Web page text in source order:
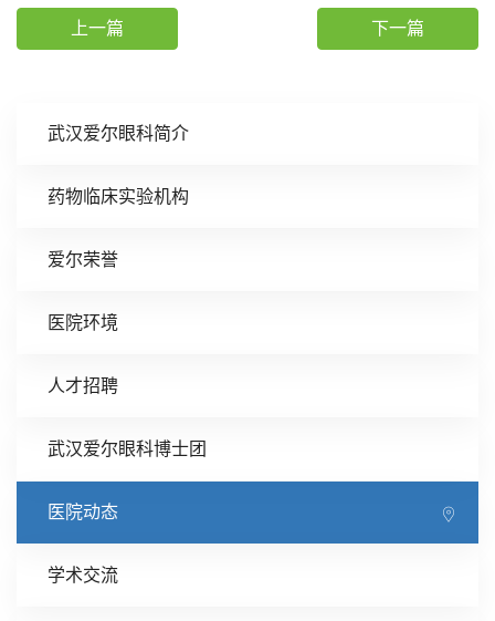
武汉爱尔眼科简介
药物临床实验机构
爱尔荣誉
医院环境
人才招聘
武汉爱尔眼科博士团
医院动态
学术交流
上一篇 下一篇